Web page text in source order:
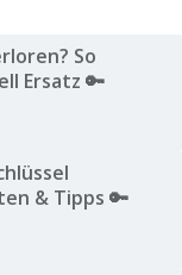
So
Ersatz 🔑
& Tipps 🔑